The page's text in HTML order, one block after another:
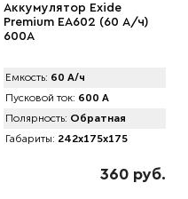
Аккумулятор Exide
Premium EA602 (60 А/ч)
600A
Емкость: 60 А/ч
Пусковой ток: 600 А
Полярность: Обратная
Габариты: 242x175x175
360 руб.